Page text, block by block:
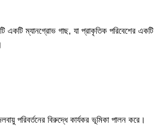
একটি ম্যানগ্রোভ গাছ, যা প্রাকৃতিক পরিবেশের একটি
পরিবর্তনের বিরুদ্ধে কার্যকর ভূমিকা পালন করে।